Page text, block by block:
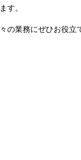
す。
の業務にぜひお役立